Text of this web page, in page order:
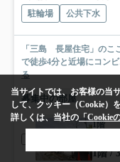
駐輪場 公共下水
「三島 長屋住宅」のこ
で徒歩4分と近場にコン
る
募集中の部屋
1階
1階 /
当サイトでは、お客様の当
して、クッキー（Cookie）
詳しくは、当社の 「Cookie